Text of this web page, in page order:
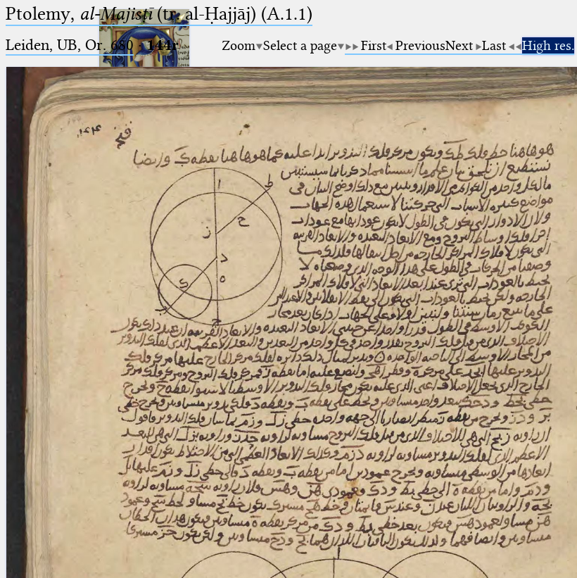
Ptolemaeus
Arabus et Latinus
_
(the underscore) is the placeholder
for exactly one character.
%
(the percent sign) is the
placeholder for no, one or more
than one character.
(two percent signs) is the
placeholder for no, one or more
than one character, but not for
blank space (so that a search ends
at word boundaries).
🔎︎
Start
Project
Team
News
Jobs
Publications
Conference
Arabic Works
Arabic Manuscripts
Latin Works
Latin Manuscripts
Latin Early Prints
Images
Texts
Ptolemy, al-Majisṭī(tr. al-Ḥajjāj) (A.1.1)
Leiden, UB, Or. 680·144r Zoom Select a page First PreviousNext Last High res.